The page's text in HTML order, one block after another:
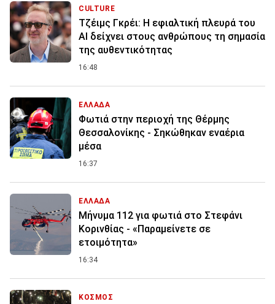
CULTURE
Τζέιμς Γκρέι: H εφιαλτική πλευρά του
ΑI δείχνει στους ανθρώπους τη σημασία
της αυθεντικότητας
16:48
ΕΛΛΑΔΑ
Φωτιά στην περιοχή της Θέρμης
Θεσσαλονίκης - Σηκώθηκαν εναέρια
μέσα
16:37
ΕΛΛΑΔΑ
Μήνυμα 112 για φωτιά στο Στεφάνι
Κορινθίας - «Παραμείνετε σε
ετοιμότητα»
16:34
ΚΟΣΜΟΣ